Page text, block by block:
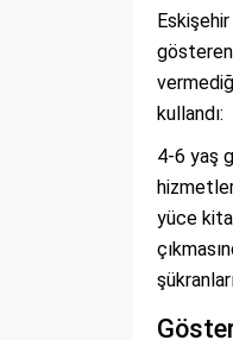
gösteren
kullandı:
4-6 yaş
yüce